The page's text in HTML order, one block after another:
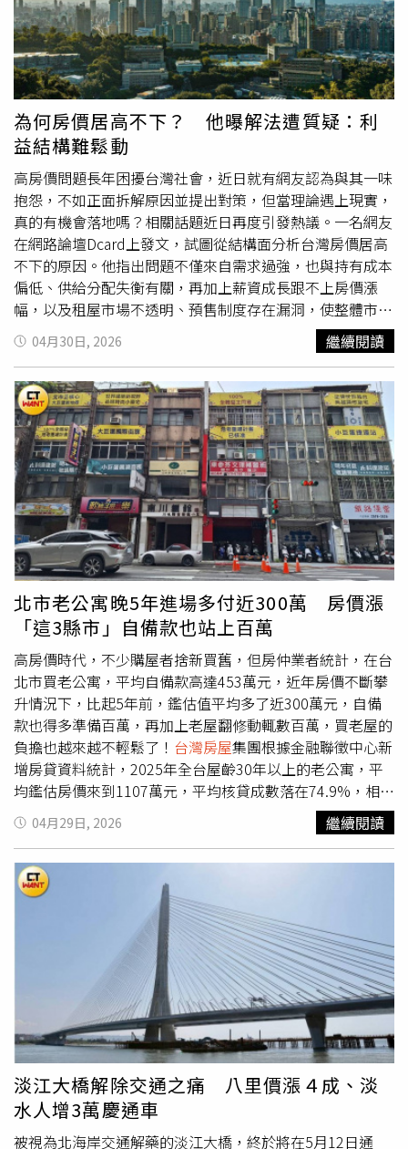
合都更案，像2月就有通化安和公辦都更案順利招商，未來
將開發為地上23樓、總銷新台幣137億元的嶄新大樓，因此
區段發展的前景可期，官方對活化土地資產的態度當然也相
對積極。 陳定中評估，若這處位於「住三」分區的國防部
的老舊眷舍能與一旁軍宅眷戶整併順利活化改建，除了可進
一步改善區段的環境質感，未來公辦都更後無論改建為軍宅
社區或商業街廓都大有可為「單價200萬元只是地板」，但
他也提醒軍宅不是等閒之輩能買，入手前一定要注意。 蔡
岳臻也對軍宅進一步示警指出，一般軍宅眷村改建有5年
「閉鎖期」，買賣者都別忘了去看清地籍謄本上頭「其他登
記事項」禁止移轉期一看就現形。他還說，鎖定5年內「急
售」國宅者雖然有機會超低價買到好物件，但別忘了與賣家
做「預告登記」時「附解除條款」特別約定事項必須細緻明
確。 蔡岳臻舉例，假設一處「閉鎖期」軍宅眷舍要以500萬
元約定賣出，賣家先拿走了100萬元，最後跑路了房子沒能
移轉，雖說「跑得了和尚跑不了廟」可以拍賣不動產索討債
務，但這種財務槓桿崩潰的賣家「才不會只找你借錢」，若
簽訂「預告登記」時沒先看清楚最新謄本，說不定房子早已
被抵押，那麼預告登記也是「白搭」，因此買賣軍宅「先看
謄本再說」。 近年轉趨低調的張中生則透過律師黃本仁婉
拒受訪，直指若「再審」塵埃落定後，才會考慮對外吐露心
聲。 而國防部對此在截稿前則未有回應。
利多，不過最後卻由國民黨籍的張善政勝選。當時在社運人
士加入運作下，不僅組成自救會，甚至扶老攜幼北上凱道抗
議，台積電因而在2023年10月宣布放棄進駐，國民兩黨也
因此互踢皮球，民進黨質疑是張市府趕走台積電，而國民黨
則反指民進黨為了選舉急於曝光，才會導致計畫見光死。中
信房屋龍潭北龍加盟店店長傅傳霖觀察，前一波龍科三期擴
建公聽會上，其實就有不少地主願意被徵收，但抗爭聲浪太
大，讓外界誤以為大家都不願意被徵收。（圖／方萬民攝）
中信房屋龍潭北龍加盟店長傅傳霖表示，其實早在2022年
以前，龍潭人都還不知道消息時，就有竹科投資客搶先到龍
潭插旗購地，因此有不少地主其實是希望台積電進駐、土地
可以被徵收的。然而4年前龍科三期擴建計畫公聽會上，最
早是有個地方仕紳在會中為百姓「喊聲」，強調不少家族在
此百年深耕，代代居住守護，不只是土地，還有無數回憶，
不希望家園拆遷。傅傳霖回憶，這位地方仕紳講得賺人熱
淚，講完後大家還拍手鼓掌。當時的幾場公聽會，傅傳霖全
程參與，後來不管國、民兩黨的民代，都為了幫老百姓發聲
而站在反對立場，但據他觀察，其實也有不少地主心裡是願
意被徵收的，只是選擇觀望，因為還有徵收價格和賠償問題
還待商討，「沒想到最後吵過頭，變成好像大家都不歡迎台
積電到龍潭，台積電不來了，大家都很錯愕！」而當初搶先
進場布局的新竹投資客，也被卡死。他表示，以前龍科沒有
臨路的土地每坪才1萬多元，最高時炒到每坪5萬元，台積電
不來後，每坪喊到3萬多也沒人接手。目前龍科三期計畫徵
收範圍超過85%為農牧及水利用地，建築用地約3%。據了
解，農地地主徵收意願較高，建地地主因多為自住，多半不
想被徵收。（圖／方萬民攝）台灣房屋集團趨勢中心資深經
理陳定中也補充表示，上一波台積電要設廠時，龍科一帶農
地單價炒到每坪5萬元，但當時傳出政府的收購價不如預
期，也是不少地主後來不願意被徵收的原因。據了解，當時
傳出收購價為4萬元。台積電不來後，土地價格雖稍有回
落，但多數地主仍希望等待價格超過5萬元以上才願意賣。
也因為有上次破局經驗，陳定中觀察，現在大家的心態都比
較保守，因為萬一又破局，地價上漲就沒指望，所以至今市
場仍相對靜悄悄。「如今策動人士已不在，農地不趁這次徵
收，以後都沒有機會，沒理由不配合！」一位在地知情人士
話說地直白，當初因為有政治力和土地正義聯盟的介入，再
加上幾個民代為了在新聞上有披露為老百姓爭取利益而加入
抗爭，不然政府的徵收價格這麼好，怎麼會不要，「當初航
空城徵收也是不願意就剔除，現在後悔死了；這時不參與，
以後永遠是農田，形勢比人強，現在沒有人介入就單純許多
為何房價居高不下？ 他曝解法遭質疑：利
益結構難鬆動
高房價問題長年困擾台灣社會，近日就有網友認為與其一味
抱怨，不如正面拆解原因並提出對策，但當理論遇上現實，
真的有機會落地嗎？相關話題近日再度引發熱議。一名網友
在網路論壇Dcard上發文，試圖從結構面分析台灣房價居高
不下的原因。他指出問題不僅來自需求過強，也與持有成本
偏低、供給分配失衡有關，再加上薪資成長跟不上房價漲
幅，以及租屋市場不透明、預售制度存在漏洞，使整體市場
逐漸失衡。他也強調，台灣並非「沒有房子」，而是「可被
有效使用的供給不足」，例如空屋未釋出、市場流動性不
佳，以及社會住宅數量偏少等因素，進一步加劇購屋壓力。
針對政策方向，原PO提出分階段建議。短期應持續信用管
制，並檢討優惠貸款制度中的寬限期與投資客套利空間，同
時擴大租屋補貼與包租代管；中期則需推動稅制改革、建立
更透明的租屋登錄制度，以及逐步增加社會住宅；長期則應
提升社宅占比，搭配都市更新與區域發展，讓資源不再過度
集中。原PO認為台灣並非「沒有房子」，而是「可被有效
使用的供給不足」。（示意圖／取自Pexels）不過這番分析
並未獲得一致認同，反而引來不少質疑聲音，「現在要動也
動不了，調高持有率稅金造成房價大幅度下降一堆貸款買房
的就要補錢給銀行」、「你舉的這些地方都是私人住宅房價
比台北還要貴的你知道嗎..所以你想說社宅推高房價嗎ㄏ
ㄏ」、「台灣房屋的供給其實不低，只有『都市』的供給才
低，所以這波郊區的價格跌不少，但雙北房價修正的很有
限」。原PO提出的打房建議遭不少網友質疑。（示意圖／
取自Pixabay）也有網友直言，關鍵從來不是不知道怎麼
做，而是「是否願意做」，「我們政府知道怎麼做的，但不
願意做，不是不會，是不願意、不敢」、「簡單原因複雜
化，只要超過一棟，持有稅就大幅提高就好，不就是政府不
想做」。另一派則從風險角度切入，指出房市與金融體系緊
密連動，一旦房價大幅修正，可能引發連鎖反應，「利益結
構不會這麼容易鬆動的，等牛馬明顯變少許多，房地產也撐
不住才會有動作」。此外，也有人補充，房價問題具有區域
差異，供給不足主要集中在都會區，郊區反而已有價格修正
跡象，顯示市場並非全面失衡。台北頂級生活圈 「天母、
民生」排不上？ 內行揭3地：真天龍核心「月少8千房貸 vs.
多200萬利息」怎選？ 專家勸：別跟自己過不去雙北土地不
夠用 他問「蛋黃區會擴大」？ 網友答案一面倒
04月30日, 2026 繼續閱讀
北市老公寓晚5年進場多付近300萬 房價漲
「這3縣市」自備款也站上百萬
高房價時代，不少購屋者捨新買舊，但房仲業者統計，在台
北市買老公寓，平均自備款高達453萬元，近年房價不斷攀
升情況下，比起5年前，鑑估值平均多了近300萬元，自備
款也得多準備百萬，再加上老屋翻修動輒數百萬，買老屋的
負擔也越來越不輕鬆了！ 台灣房屋集團根據金融聯徵中心新
增房貸資料統計，2025年全台屋齡30年以上的老公寓，平
均鑑估房價來到1107萬元，平均核貸成數落在74.9%，相較
5年前縮水約2.8個百分點，換算自備款成數也已提高至約2
成5。以目前房價水準推算，想買老公寓平均自備款約需要
277萬元，相較5年前增加了74萬元，意味著買家這5年來，
每月平均得多存約1.2萬元，才能湊足自備款差額。進一步
觀察六都情況，老公寓自備款負擔全面上升，台北市在房價
高基期下，老公寓平均房價來到1834萬元，平均自備款已
達453萬元，若晚5年進場得多準備百萬元，資金壓力冠居
集團趨勢中心執行長張旭嵐表示，雖然建物
會貶值，但是土地年年增值，加上房價高漲下，老公寓總價
相對親民，購屋族更看重其公設比低、實用空間大的優勢，
且精華地段具重建機會，改造後的利差空間大，因此對自住
小資族或投資置產族皆具吸引力。不過，銀行對老屋核貸態
度保守，加上近年信用管制趨嚴，整體核貸條件收緊，使核
貸成數下修，因而形成「房價升、成數降」的雙重壓力，直
接推升購屋門檻與自備款負擔。張旭嵐指出，觀察2025年
全台老公寓在市場的交易佔比，已出現小幅下滑的趨勢，顯
04月29日, 2026 繼續閱讀
淡江大橋解除交通之痛 八里價漲４成、淡
水人增3萬慶通車
被視為北海岸交通解藥的淡江大橋，終於將在5月12日通